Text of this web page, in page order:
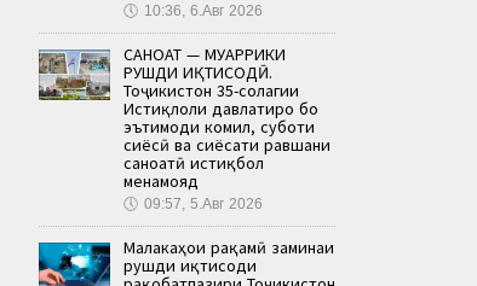
🕔 10:36, 6.Авг 2026
САНОАТ — МУҲАРРИКИ
РУШДИ ИҚТИСОДӢ.
Тоҷикистон 35-солагии
Истиқлоли давлатиро бо
эътимоди комил, суботи
сиёсӣ ва сиёсати равшани
саноатӣ истиқбол
менамояд
🕔 09:57, 5.Авг 2026
Малакаҳои рақамӣ заминаи
рушди иқтисоди